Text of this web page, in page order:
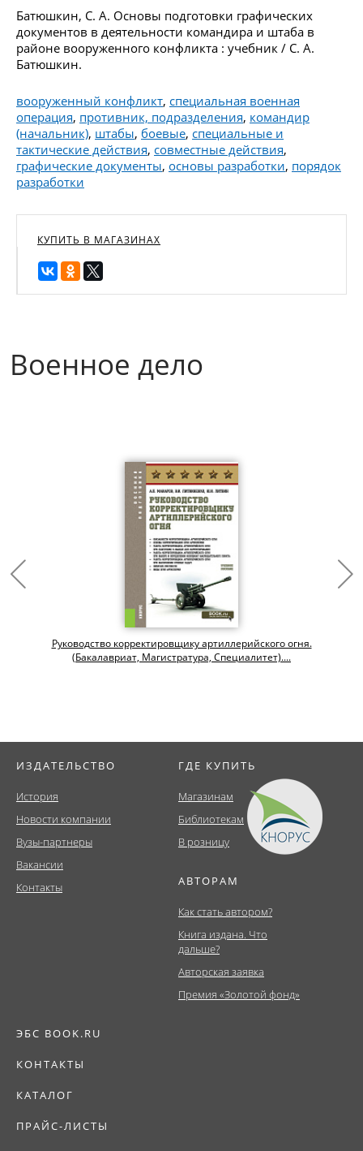
Батюшкин, С. А. Основы подготовки графических
документов в деятельности командира и штаба в
районе вооруженного конфликта : учебник / С. А.
Батюшкин.
вооруженный конфликт, специальная военная
операция, противник, подразделения, командир
(начальник), штабы, боевые, специальные и
тактические действия, совместные действия,
графические документы, основы разработки, порядок
разработки
КУПИТЬ В МАГАЗИНАХ
Военное дело
Руководство корректировщику артиллерийского огня.
(Бакалавриат, Магистратура, Специалитет)....
ИЗДАТЕЛЬСТВО
История
Новости компании
Вузы-партнеры
Вакансии
Контакты
ГДЕ КУПИТЬ
Магазинам
Библиотекам
В розницу
АВТОРАМ
Как стать автором?
Книга издана. Что
дальше?
Авторская заявка
Премия «Золотой фонд»
ЭБС BOOK.RU
КОНТАКТЫ
КАТАЛОГ
ПРАЙС-ЛИСТЫ